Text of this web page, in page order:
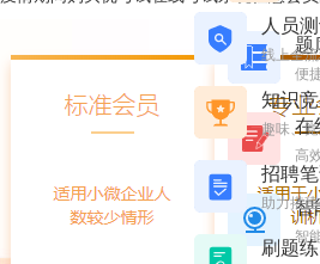
题
便
在
高
智
智
人员
线上全
知识
趣味、
招聘
助力搭
刷题